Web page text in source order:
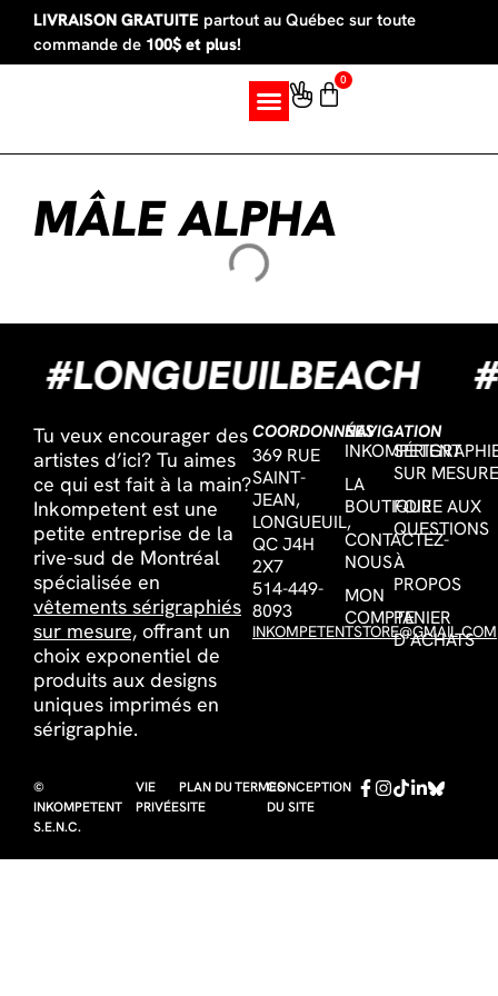
LIVRAISON GRATUITE partout au Québec sur toute
commande de 100$ et plus!
0
MÂLE ALPHA
#LONGUEUILBEACH
Tu veux encourager des
artistes d’ici? Tu aimes
ce qui est fait à la main?
Inkompetent est une
petite entreprise de la
rive-sud de Montréal
spécialisée en
vêtements sérigraphiés
sur mesure, offrant un
choix exponentiel de
produits aux designs
uniques imprimés en
sérigraphie.
COORDONNÉES
369 RUE
SAINT-
JEAN,
LONGUEUIL,
QC J4H
2X7
514-449-
8093
INKOMPETENTSTORE@GMAIL.COM
NAVIGATION
INKOMPETENT
LA
BOUTIQUE
CONTACTEZ-
NOUS
MON
COMPTE
SUR
FOIRE AUX
QUESTIONS
À
PROPOS
PANIER
D’ACHATS
©
INKOMPETENT
S.E.N.C.
VIE
PRIVÉE
PLAN DU
SITE
TERMESCONCEPTION
DU SITE